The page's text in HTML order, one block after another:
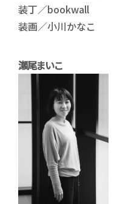
装丁／bookwall
装画／小川かなこ
瀬尾まいこ